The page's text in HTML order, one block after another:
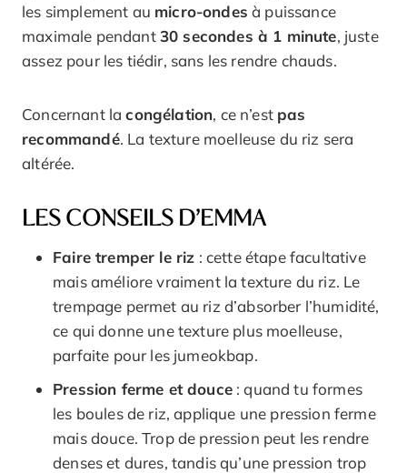
les simplement au micro-ondes à puissance
maximale pendant30 secondes à 1 minute, juste
assez pour les tiédir, sans les rendre chauds.
Concernant lacongélation, ce n’est pas
recommandé. La texture moelleuse du riz sera
altérée.
LES CONSEILS D’EMMA
Faire tremper le riz : cette étape facultative
mais améliore vraiment la texture du riz. Le
trempage permet au riz d’absorber l’humidité,
ce qui donne une texture plus moelleuse,
parfaite pour les jumeokbap.
Pression ferme et douce: quand tu formes
les boules de riz, applique une pression ferme
mais douce. Trop de pression peut les rendre
denses et dures, tandis qu’une pression trop